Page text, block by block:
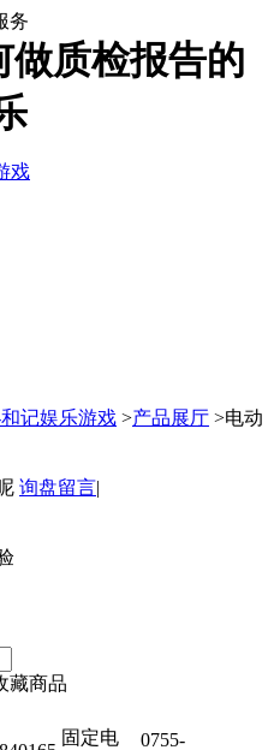
务
做质检报告的
戏
记娱乐游戏 >产品展厅 >电动
询盘留言|
藏商品
固定电
0755-